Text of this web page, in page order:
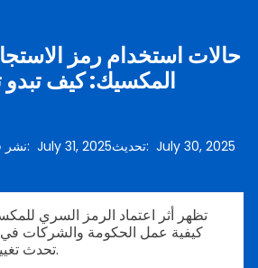
حالات استخدام رمز
المكسيك: كيف تبدو
نشر: July 31, 2025تحديث: July 30, 2025
تظهر أثر اعتماد الرمز السري
كيفية عمل الحكومة والشركات في
تحدث تغييرًا هائلًا في اقتصادها.